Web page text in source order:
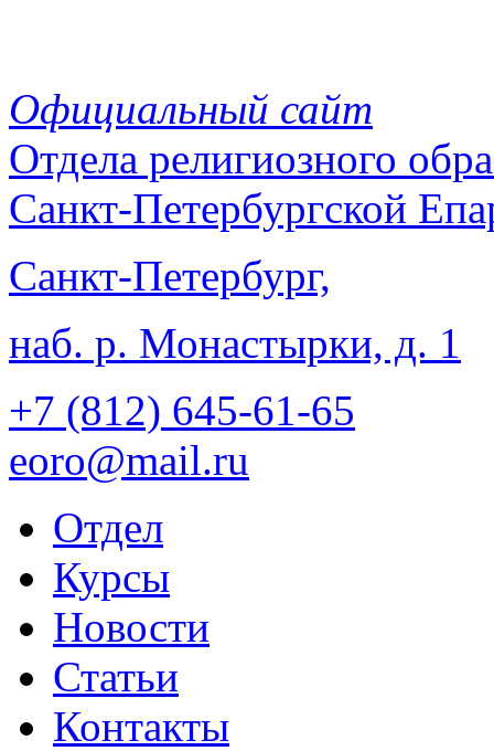
Официальный сайт
Отдела религиозного
Санкт-Петербургской
Санкт-Петербург,
наб. р. Монастырки, д. 1
+7 (812) 645-61-65
eoro@mail.ru
Отдел
Курсы
Новости
Статьи
Контакты